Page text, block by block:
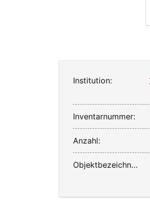
Institution:
Inventarnummer:
Anzahl:
Objektbezeichnung: